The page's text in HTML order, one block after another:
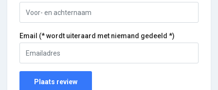
Email (* wordt uiteraard met niemand gedeeld *)
Plaats review